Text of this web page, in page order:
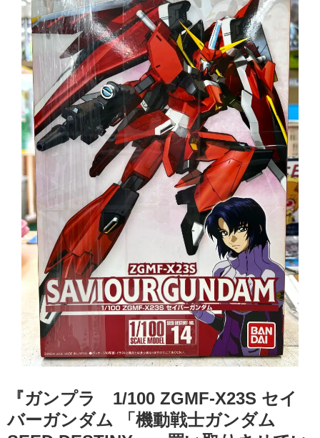
『ガンプラ 1/100 ​ZGMF-X23S ​セイ
バーガンダム ​「機動戦士ガンダム